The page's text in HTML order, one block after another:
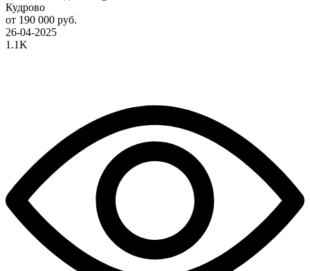
Кудрово
от 190 000 руб.
26-04-2025
1.1K